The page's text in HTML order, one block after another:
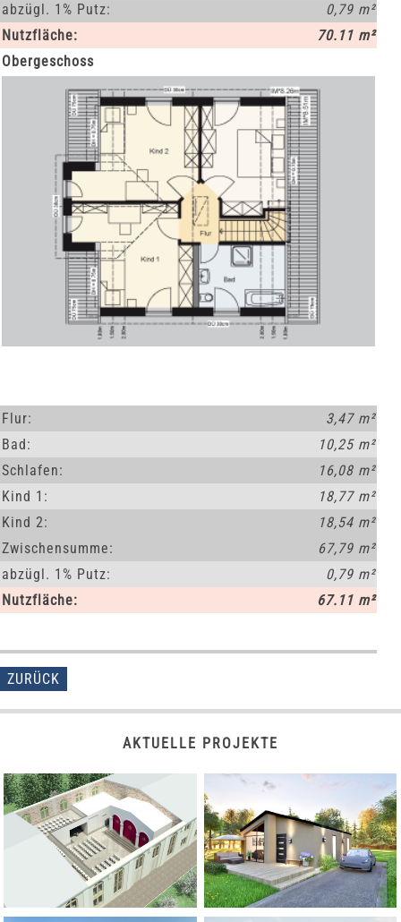
abzügl. 1% Putz:
0,79 m²
Nutzfläche:
70.11 m²
Obergeschoss
Flur:
3,47 m²
Bad:
10,25 m²
Schlafen:
16,08 m²
Kind 1:
18,77 m²
Kind 2:
18,54 m²
Zwischensumme:
67,79 m²
abzügl. 1% Putz:
0,79 m²
Nutzfläche:
67.11 m²
ZURÜCK
AKTUELLE PROJEKTE